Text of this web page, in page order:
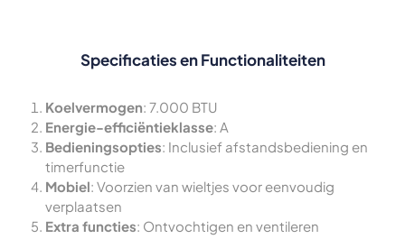
Specificaties en Functionaliteiten
Koelvermogen: 7.000 BTU
Energie-efficiëntieklasse: A
Bedieningsopties: Inclusief afstandsbediening en
timerfunctie
Mobiel: Voorzien van wieltjes voor eenvoudig
verplaatsen
Extra functies: Ontvochtigen en ventileren